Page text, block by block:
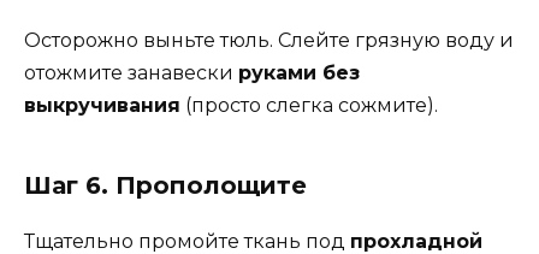
Осторожно выньте тюль. Слейте грязную воду и
отожмите занавески руками без
выкручивания (просто слегка сожмите).
Шаг 6. Прополощите
Тщательно промойте ткань под прохладной